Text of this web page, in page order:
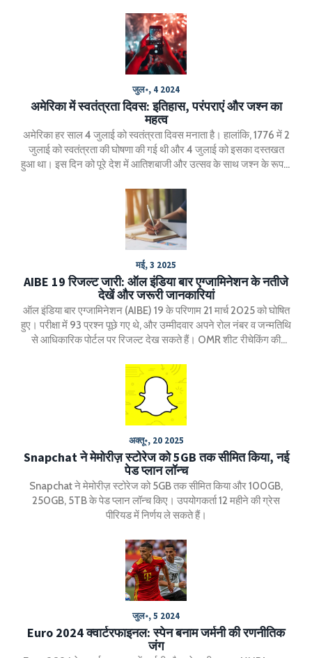
जुल॰, 4 2024
अमेरिका में स्वतंत्रता दिवस: इतिहास, परंपराएं और जश्न का
महत्व
अमेरिका हर साल 4 जुलाई को स्वतंत्रता दिवस मनाता है। हालांकि, 1776 में 2
जुलाई को स्वतंत्रता की घोषणा की गई थी और 4 जुलाई को इसका दस्तखत
हुआ था। इस दिन को पूरे देश में आतिशबाजी और उत्सव के साथ जश्न के रूप में
मई, 3 2025
AIBE 19 रिजल्ट जारी: ऑल इंडिया बार एग्जामिनेशन के नतीजे
देखें और जरूरी जानकारियां
ऑल इंडिया बार एग्जामिनेशन (AIBE) 19 के परिणाम 21 मार्च 2025 को घोषित
हुए। परीक्षा में 93 प्रश्न पूछे गए थे, और उम्मीदवार अपने रोल नंबर व जन्मतिथि
से आधिकारिक पोर्टल पर रिजल्ट देख सकते हैं। OMR शीट रीचेकिंग की
अक्तू॰, 20 2025
Snapchat ने मेमोरीज़ स्टोरेज को 5GB तक सीमित किया, नई
पेड प्लान लॉन्च
Snapchat ने मेमोरीज़ स्टोरेज को 5GB तक सीमित किया और 100GB,
250GB, 5TB के पेड प्लान लॉन्च किए। उपयोगकर्ता 12 महीने की ग्रेस
पीरियड में निर्णय ले सकते हैं।
जुल॰, 5 2024
Euro 2024 क्वार्टरफाइनल: स्पेन बनाम जर्मनी की रणनीतिक
जंग